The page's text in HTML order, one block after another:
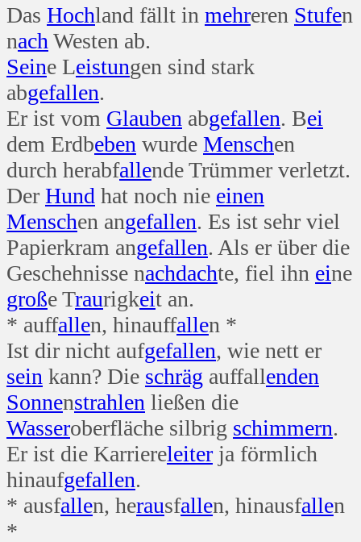
Das Hochland fällt in mehreren Stufen
nach Westen ab.
Seine Leistungen sind stark
abgefallen.
Er ist vom Glauben abgefallen. Bei
dem Erdbeben wurde Menschen
durch herabfallende Trümmer verletzt.
Der Hund hat noch nie einen
Menschen angefallen. Es ist sehr viel
Papierkram angefallen. Als er über die
Geschehnisse nachdachte, fiel ihn eine
große Traurigkeit an.
* auffallen, hinauffallen *
Ist dir nicht aufgefallen, wie nett er
sein kann? Die schräg auffallenden
Sonnenstrahlen ließen die
Wasseroberfläche silbrig schimmern.
Er ist die Karriereleiter ja förmlich
hinaufgefallen.
* ausfallen, herausfallen, hinausfallen
*